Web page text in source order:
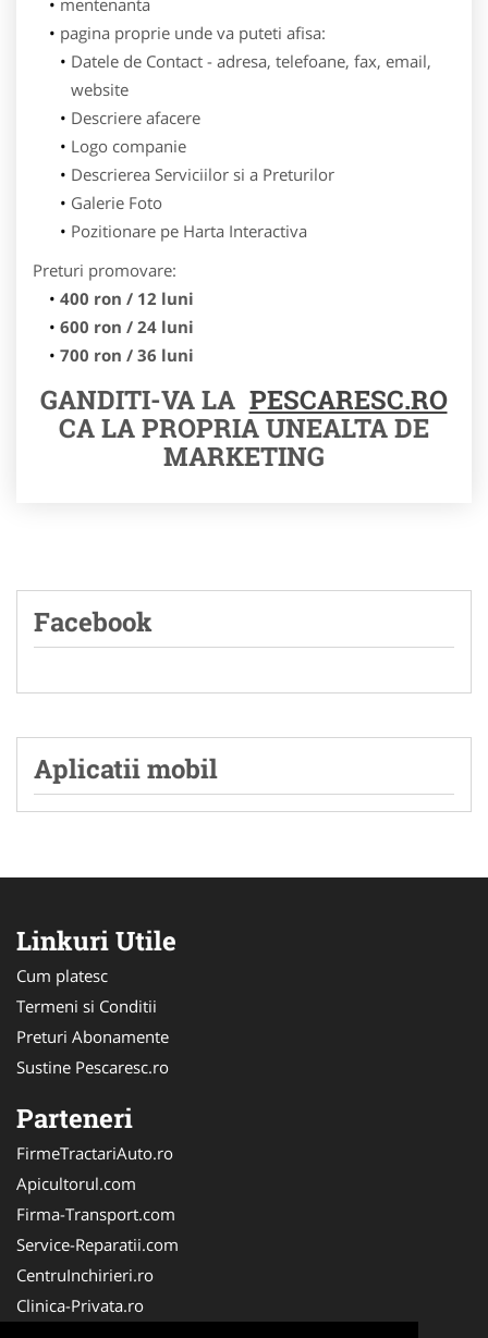
pagina proprie unde va puteti afisa:
Datele de Contact - adresa, telefoane, fax, email,
website
Descriere afacere
Logo companie
Descrierea Serviciilor si a Preturilor
Galerie Foto
Pozitionare pe Harta Interactiva
Preturi promovare:
400 ron / 12 luni
600 ron / 24 luni
700 ron / 36 luni
GANDITI-VA LA PESCARESC.RO
CA LA PROPRIA UNEALTA DE
MARKETING
Facebook
Aplicatii mobil
Linkuri Utile
Cum platesc
Termeni si Conditii
Preturi Abonamente
Sustine Pescaresc.ro
Parteneri
FirmeTractariAuto.ro
Apicultorul.com
Firma-Transport.com
Service-Reparatii.com
CentruInchirieri.ro
Clinica-Privata.ro